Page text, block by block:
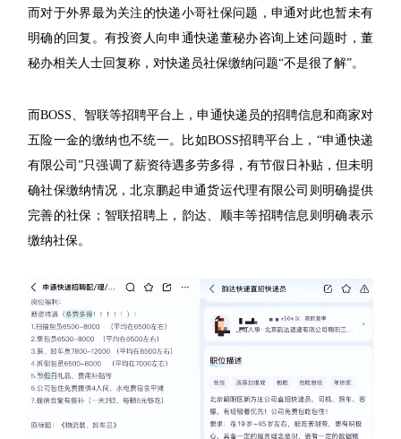
而对于外界最为关注的快递小哥社保问题，申通对此也暂未有
明确的回复。有投资人向申通快递董秘办咨询上述问题时，董
秘办相关人士回复称，对快递员社保缴纳问题“不是很了解”。
而BOSS、智联等招聘平台上，申通快递员的招聘信息和商家对
五险一金的缴纳也不统一。比如BOSS招聘平台上，“申通快递
有限公司”只强调了薪资待遇多劳多得，有节假日补贴，但未明
确社保缴纳情况，北京鹏起申通货运代理有限公司则明确提供
完善的社保；智联招聘上，韵达、顺丰等招聘信息则明确表示
缴纳社保。